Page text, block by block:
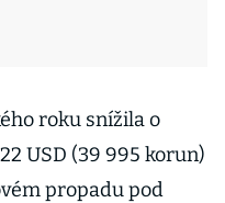
roku snížila o
USD (39 995 korun)
propadu pod